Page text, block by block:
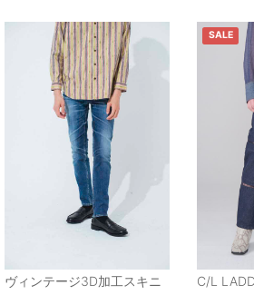
ヴィンテージ3D加工スキニ
SALE
C/L